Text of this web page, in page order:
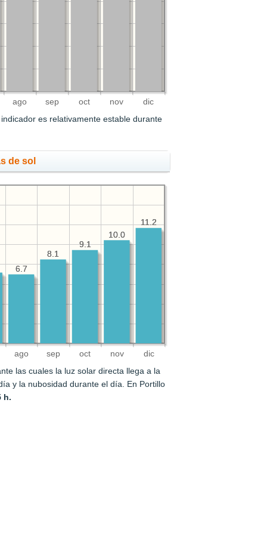
ago sep oct nov dic
indicador es relativamente estable durante
de sol
ago sep oct nov dic
11.2
10.0
9.1
8.1
6.7
11.2
10.0
9.1
8.1
6.7
las cuales la luz solar directa llega a la
y la nubosidad durante el día. En Portillo
h.